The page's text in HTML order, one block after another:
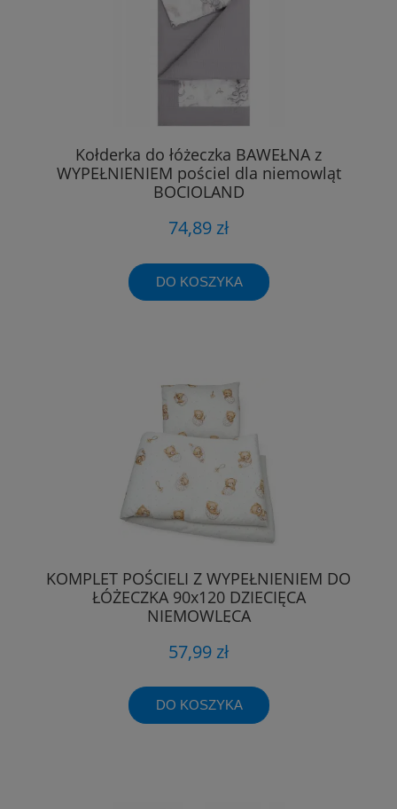
Kołderka do łóżeczka BAWEŁNA z
WYPEŁNIENIEM pościel dla niemowląt
BOCIOLAND
74,89 zł
DO KOSZYKA
KOMPLET POŚCIELI Z WYPEŁNIENIEM DO
ŁÓŻECZKA 90x120 DZIECIĘCA
NIEMOWLĘCA
57,99 zł
DO KOSZYKA